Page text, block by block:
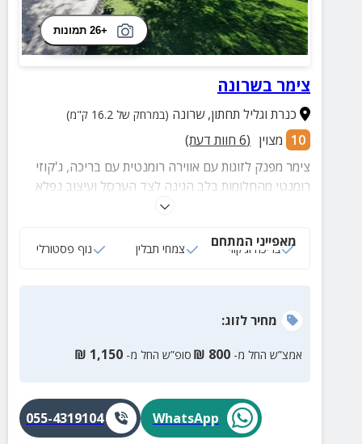
+26 תמונות
צימר בשרונה
כנרת וגליל תחתון,שרונה (במרחק של 16.2 ק"מ)
10 מצוין (
6 חוות דעת)
צימר מפנק לזוגות עם אווירה רומנטית עם בריכה, ג'קוזי
רומנטי מהחלומות בלב הגינה לצד הערסל ועיצוב נפלא
מאפייני המתחם
בריכה וג‘קוזי צמחי תבלין נוף פסטורלי
מחירלזוג:
אמצ”ש החל מ- 800
₪ סופ”ש החל מ- 1,150
₪
WhatsApp
055-4319104